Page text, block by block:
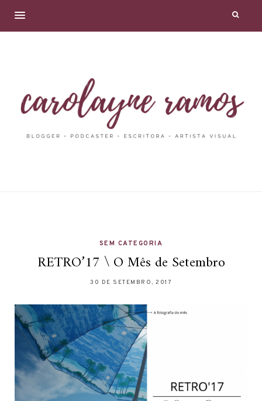
SEM CATEGORIA
RETRO’17 \ O Mês de Setembro
30 DE SETEMBRO, 2017